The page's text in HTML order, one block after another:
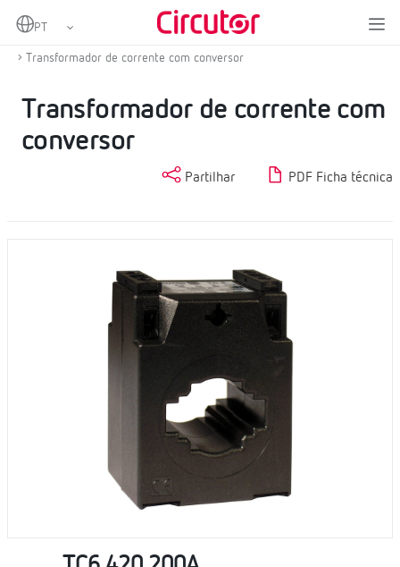
Home
Medição e controlo
Transformador de corrente com conversor
Transformador de corrente com
conversor
Partilhar PDF Ficha técnica